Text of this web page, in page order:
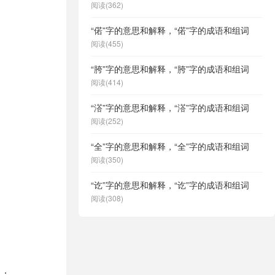
阅读(362)
“偌”字的意思和解释，“偌”字的成语和组词
阅读(455)
“胯”字的意思和解释，“胯”字的成语和组词
阅读(414)
“溚”字的意思和解释，“溚”字的成语和组词
阅读(252)
“全”字的意思和解释，“全”字的成语和组词
阅读(350)
“讫”字的意思和解释，“讫”字的成语和组词
阅读(308)